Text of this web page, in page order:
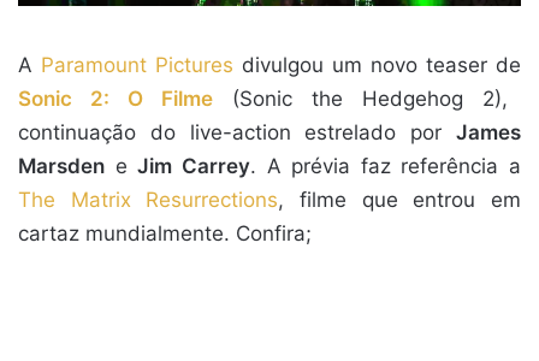
A Paramount Pictures divulgou um novo teaser de
Sonic 2: O Filme (Sonic the Hedgehog 2),
continuação do live-action estrelado por James
Marsden eJim Carrey. A prévia faz referência a
The Matrix Resurrections, filme que entrou em
cartaz mundialmente. Confira;